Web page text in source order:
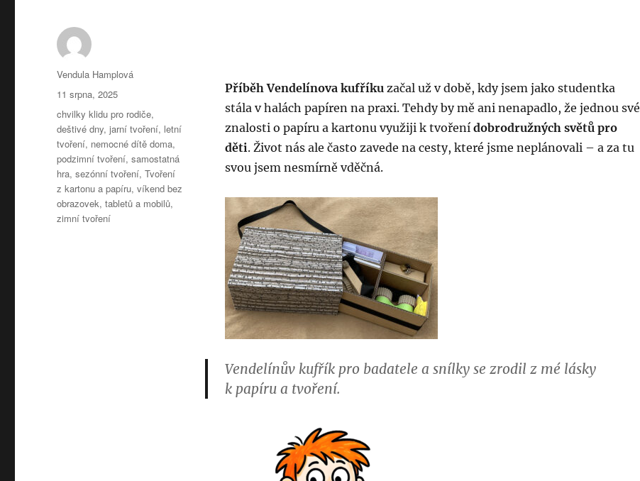
Příběh Vendelínova kufříkuzačal už v době, kdy jsem jako studentka
stála v halách papíren na praxi. Tehdy by mě ani nenapadlo, že jednou své
znalosti o papíru a kartonu využiji k tvoření dobrodružných světů pro
děti. Život nás ale často zavede na cesty, které jsme neplánovali – a za tu
svou jsem nesmírně vděčná.
Vendelínův kufřík pro badatele a snílky se zrodil z mé lásky
k papíru a tvoření.
Autor:
Vendula Hamplová
Publikováno:
11 srpna, 2025
Rubriky:
chvilky klidu pro rodiče,
deštivé dny,jarní tvoření, letní
tvoření, nemocné dítě doma,
podzimní tvoření,samostatná
hra,sezónní tvoření,Tvoření
z kartonu a papíru,víkend bez
obrazovek, tabletů a mobilů,
zimní tvoření